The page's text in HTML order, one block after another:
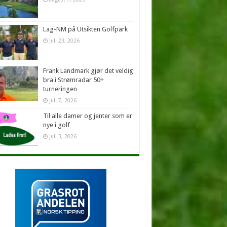
Lag-NM på Utsikten Golfpark
juli 23, 2026
Frank Landmark gjør det veldig
bra i Strømradar 50+
turneringen
juli 7, 2026
Til alle damer og jenter som er
nye i golf
juli 3, 2026